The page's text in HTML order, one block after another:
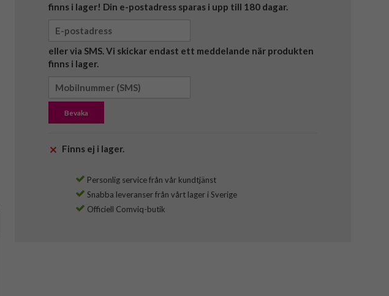
finns i lager! Din e-postadress sparas i upp till 180 dagar.
eller via SMS. Vi skickar endast ett meddelande när produkten
finns i lager.
Bevaka
Finns ej i lager.
Personlig service från vår kundtjänst
Snabba leveranser från vårt lager i Sverige
Officiell Comviq-butik